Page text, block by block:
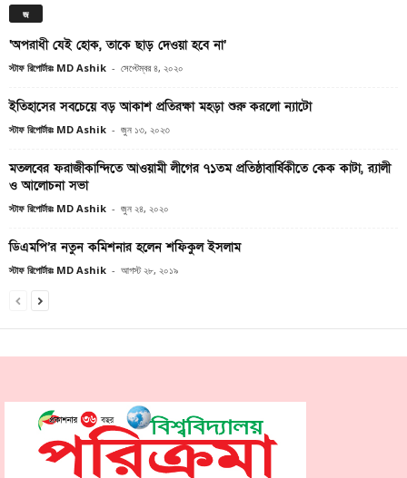
জ
‘অপরাধী যেই হোক, তাকে ছাড় দেওয়া হবে না’
স্টাফ রিপোর্টারঃ MD Ashik - সেপ্টেম্বর ৪, ২০২০
ইতিহাসের সবচেয়ে বড় আকাশ প্রতিরক্ষা মহড়া শুরু করলো ন্যাটো
স্টাফ রিপোর্টারঃ MD Ashik - জুন ১৩, ২০২৩
মতলবের ফরাজীকান্দিতে আওয়ামী লীগের ৭১তম প্রতিষ্ঠাবার্ষিকীতে কেক কাটা, র‌্যালী
ও আলোচনা সভা
স্টাফ রিপোর্টারঃ MD Ashik - জুন ২৪, ২০২০
ডিএমপি’র নতুন কমিশনার হলেন শফিকুল ইসলাম
স্টাফ রিপোর্টারঃ MD Ashik - আগস্ট ২৮, ২০১৯